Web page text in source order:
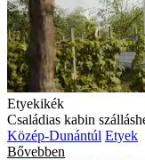
Etyekikék
Családias kabin
Közép-Dunántúl Etyek
Bővebben